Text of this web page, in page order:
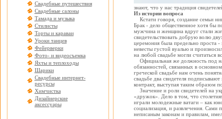
Свадебные путешествия
Свадебные салоны
Тамада и музыка
Стилисты
Торты и караваи
Уроки танцев
Фейерверки
Фото- и видеосъемка
Яхты и теплоходы
Шарики
Свадебные интернет-
ресурсы
Химчистка
Дизайнерские
аксессуары
знают, что у нас традиция
Из истории вопроса
Кстати говоря, создание семьи
Брак - дело общественное хотя бы
мужчина и женщина вдруг стали
свидетельствовать добрую волю
церемония была предельно проста -
невесты густой вуалью и
на любой свадьбе могли считаться
Официальная же должность под
обязанностей, связанных в
греческой свадьбе нам очень
свадьбе два свидетеля
контракт, выступая таким образом
Значение и роли свидетелей на
«дружок». Дело в том, что
играли молодежные ватаги – как
социализация, и развлечения. Сами
неписаным законам и правилам,